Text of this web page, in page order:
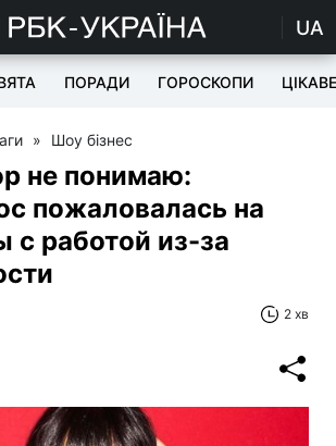
UA
ПОРАДИ ГОРОСКОПИ ЦІКАВЕ
» Шоу бізнес
не понимаю:
пожаловалась на
с работой из-за
2 хв